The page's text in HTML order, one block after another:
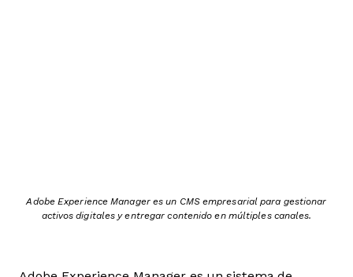
Adobe Experience Manager es un CMS empresarial para gestionar
activos digitales y entregar contenido en múltiples canales.